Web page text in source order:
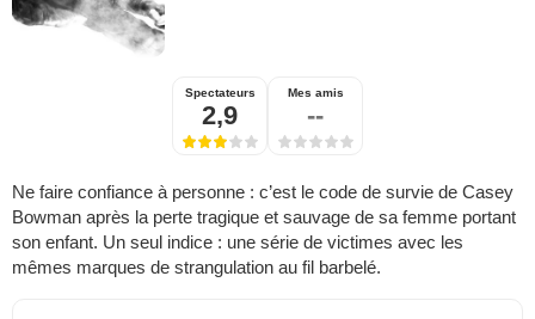
Spectateurs
2,9
Mes amis
--
Ne faire confiance à personne : c’est le code de survie de Casey
Bowman après la perte tragique et sauvage de sa femme portant
son enfant. Un seul indice : une série de victimes avec les
mêmes marques de strangulation au fil barbelé.